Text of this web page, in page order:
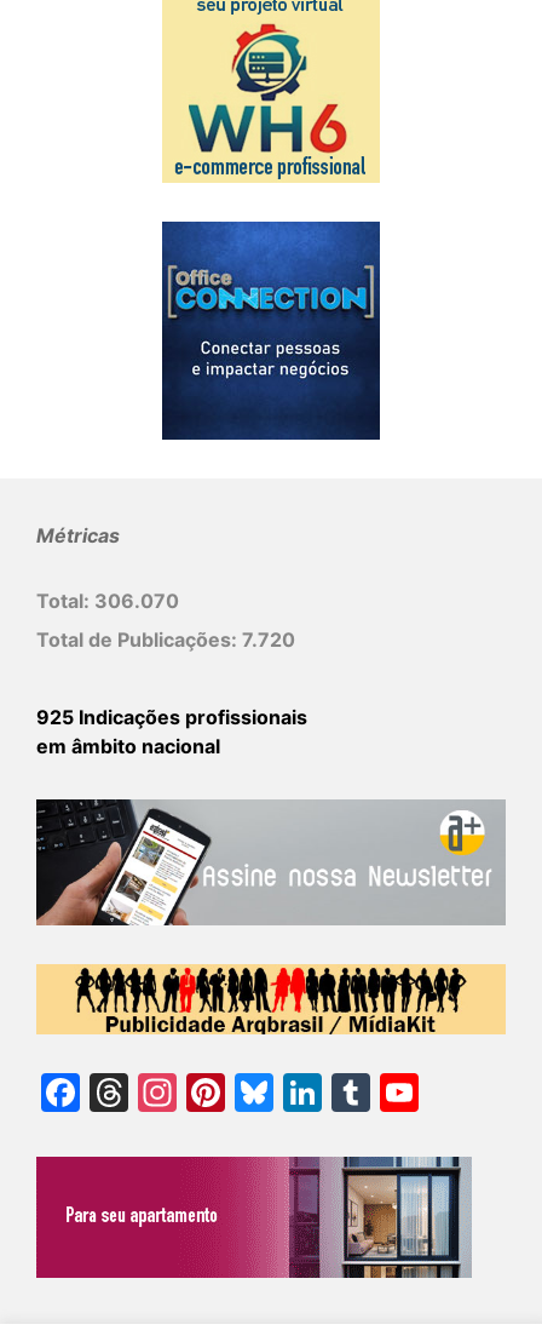
Métricas
Total: 306.070
Total de Publicações: 7.720
925 Indicações profissionais
em âmbito nacional
Facebook
Threads
Instagram
Pinterest
Bluesky
LinkedIn
Tumblr